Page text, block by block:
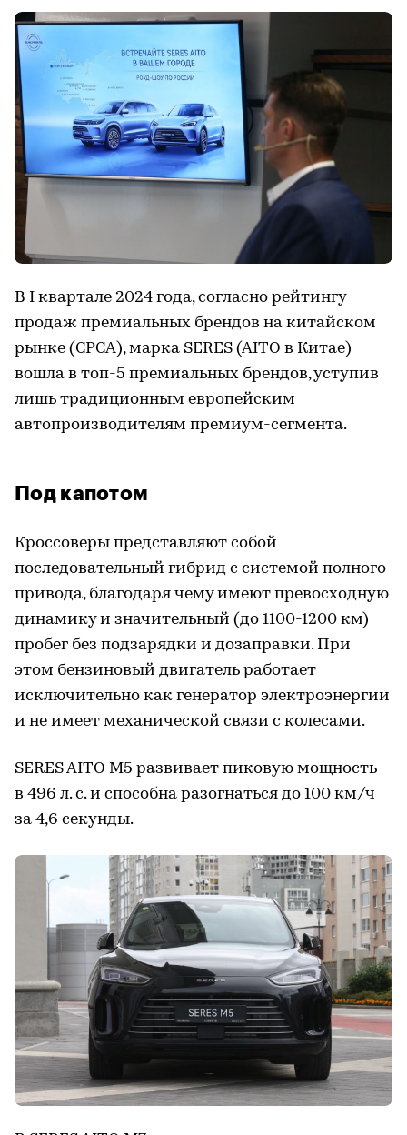
В I квартале 2024 года, согласно рейтингу
продаж премиальных брендов на китайском
рынке (CPCA), марка SERES (AITO в Китае)
вошла в топ-5 премиальных брендов, уступив
лишь традиционным европейским
автопроизводителям премиум-сегмента.
Под капотом
Кроссоверы представляют собой
последовательный гибрид с системой полного
привода, благодаря чему имеют превосходную
динамику и значительный (до 1100-1200 км)
пробег без подзарядки и дозаправки. При
этом бензиновый двигатель работает
исключительно как генератор электроэнергии
и не имеет механической связи с колесами.
SERES AITO M5 развивает пиковую мощность
в 496 л. с. и способна разогнаться до 100 км/ч
за 4,6 секунды.